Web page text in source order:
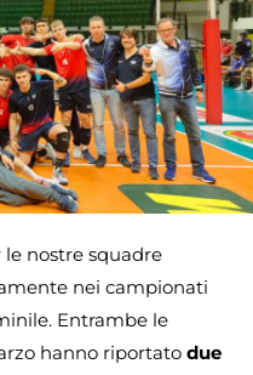
nostre squadre
nei campionati
Entrambe le
hanno riportato due